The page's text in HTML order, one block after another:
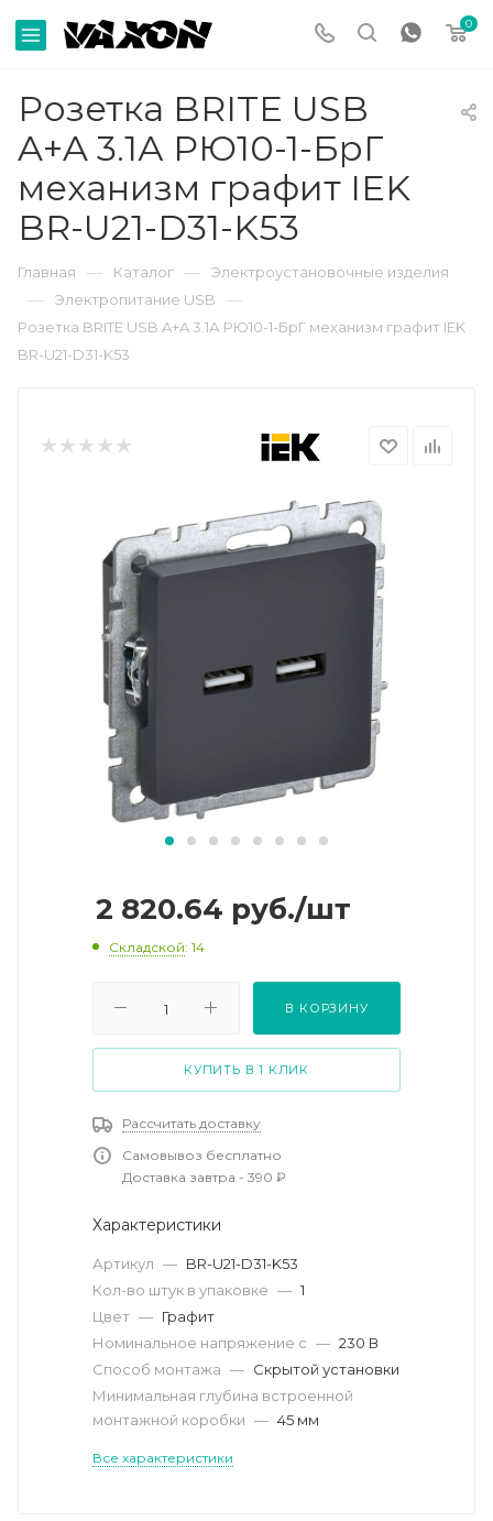
0
Розетка BRITE USB
A+A 3.1А РЮ10-1-БрГ
механизм графит IEK
BR-U21-D31-K53
Главная — Каталог — Электроустановочные изделия
— Электропитание USB —
Розетка BRITE USB A+A 3.1А РЮ10-1-БрГ механизм графит IEK
BR-U21-D31-K53
2 820.64 руб./шт
Складской: 14
В КОРЗИНУ
КУПИТЬ В 1 КЛИК
Рассчитать доставку
Самовывоз бесплатно
Доставка завтра - 390 ₽
Характеристики
Артикул — BR-U21-D31-K53
Кол-во штук в упаковке — 1
Цвет — Графит
Номинальное напряжение с — 230 В
Способ монтажа — Скрытой установки
Минимальная глубина встроенной
монтажной коробки — 45 мм
Все характеристики